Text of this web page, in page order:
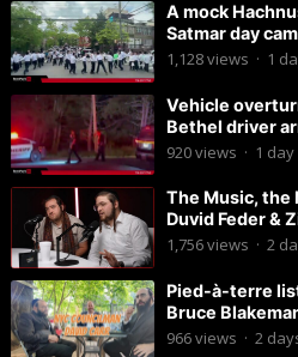
A mock
Satmar day
Parkway.
1,128views · 1
Vehicle
Bethel driver
intoxicated.
920views · 1
The Music, the
Duvid Feder &
#11
1,756views · 2
Pied-à-terre
Bruce
Councilman
966views · 2